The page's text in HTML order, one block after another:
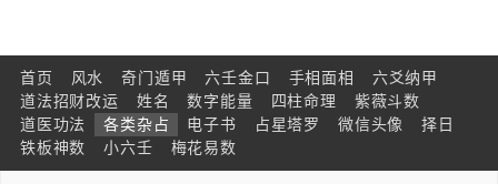
首页 风水 奇门遁甲 六壬金口 手相面相
六爻纳甲
道法招财改运
姓名 数字能量 四柱命理
紫薇斗数
道医功法
各类杂占 电子书 占星塔罗 微信头像
择日
铁板神数
小六壬 梅花易数